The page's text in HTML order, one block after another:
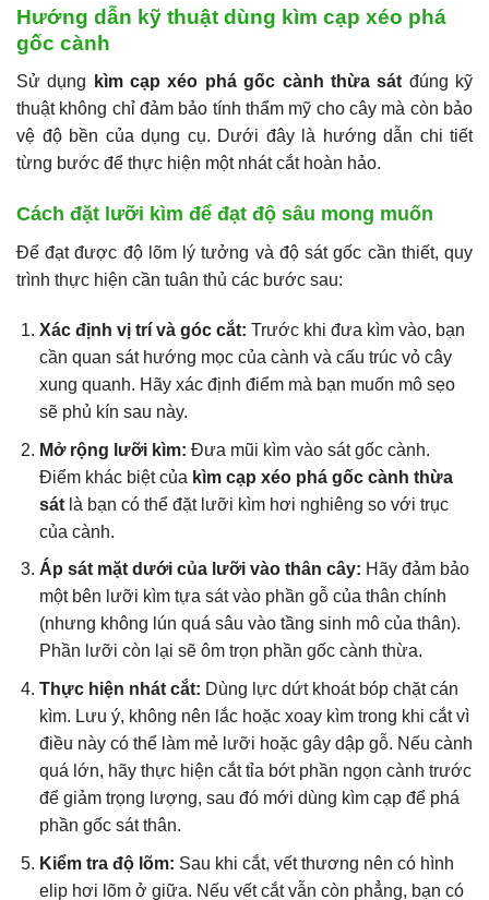
Hướng dẫn kỹ thuật dùng kìm cạp xéo phá
gốc cành
Sử dụng kìm cạp xéo phá gốc cành thừa sát đúng kỹ
thuật không chỉ đảm bảo tính thẩm mỹ cho cây mà còn bảo
vệ độ bền của dụng cụ. Dưới đây là hướng dẫn chi tiết
từng bước để thực hiện một nhát cắt hoàn hảo.
Cách đặt lưỡi kìm để đạt độ sâu mong muốn
Để đạt được độ lõm lý tưởng và độ sát gốc cần thiết, quy
trình thực hiện cần tuân thủ các bước sau:
Xác định vị trí và góc cắt: Trước khi đưa kìm vào, bạn
cần quan sát hướng mọc của cành và cấu trúc vỏ cây
xung quanh. Hãy xác định điểm mà bạn muốn mô sẹo
sẽ phủ kín sau này.
Mở rộng lưỡi kìm: Đưa mũi kìm vào sát gốc cành.
Điểm khác biệt của kìm cạp xéo phá gốc cành thừa
sátlà bạn có thể đặt lưỡi kìm hơi nghiêng so với trục
của cành.
Áp sát mặt dưới của lưỡi vào thân cây: Hãy đảm bảo
một bên lưỡi kìm tựa sát vào phần gỗ của thân chính
(nhưng không lún quá sâu vào tầng sinh mô của thân).
Phần lưỡi còn lại sẽ ôm trọn phần gốc cành thừa.
Thực hiện nhát cắt: Dùng lực dứt khoát bóp chặt cán
kìm. Lưu ý, không nên lắc hoặc xoay kìm trong khi cắt vì
điều này có thể làm mẻ lưỡi hoặc gây dập gỗ. Nếu cành
quá lớn, hãy thực hiện cắt tỉa bớt phần ngọn cành trước
để giảm trọng lượng, sau đó mới dùng kìm cạp để phá
phần gốc sát thân.
Kiểm tra độ lõm: Sau khi cắt, vết thương nên có hình
elip hơi lõm ở giữa. Nếu vết cắt vẫn còn phẳng, bạn có